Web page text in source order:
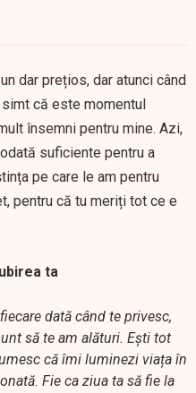
dar prețios, dar atunci când
că este momentul
însemni pentru mine. Azi,
suficiente pentru a
pe care le am pentru
pentru că tu meriți tot ce e
ta
dată când te privesc,
să te am alături. Ești tot
că îmi luminezi viața în
Fie ca ziua ta să fie la